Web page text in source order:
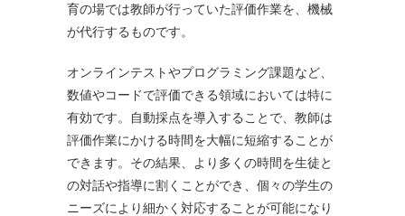
育の場では教師が行っていた評価作業を、機械
が代行するものです。
オンラインテストやプログラミング課題など、
数値やコードで評価できる領域においては特に
有効です。自動採点を導入することで、教師は
評価作業にかける時間を大幅に短縮することが
できます。その結果、より多くの時間を生徒と
の対話や指導に割くことができ、個々の学生の
ニーズにより細かく対応することが可能になり